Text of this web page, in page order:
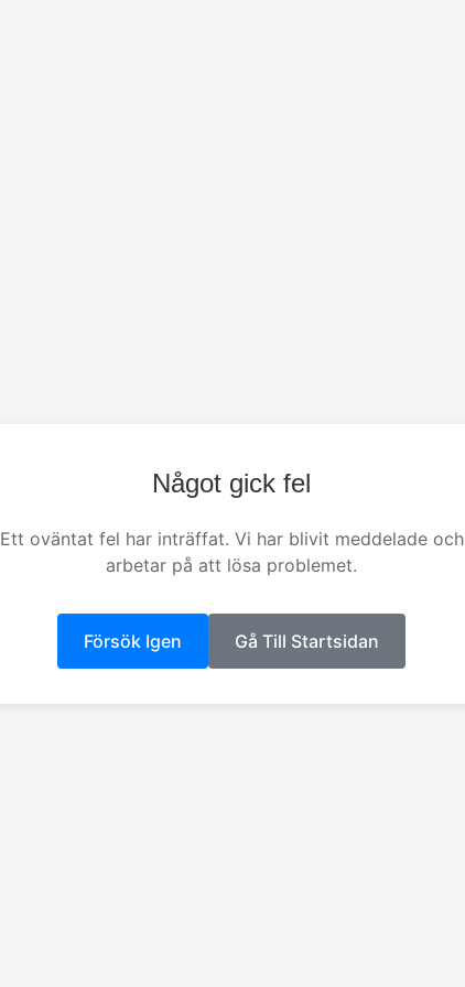
Något gick fel
Ett oväntat fel har inträffat. Vi har blivit meddelade och
arbetar på att lösa problemet.
Försök Igen Gå Till Startsidan